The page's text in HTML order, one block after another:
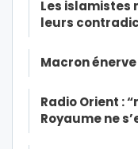
Les
leurs
Macron
Radio Orient :
Royaume ne